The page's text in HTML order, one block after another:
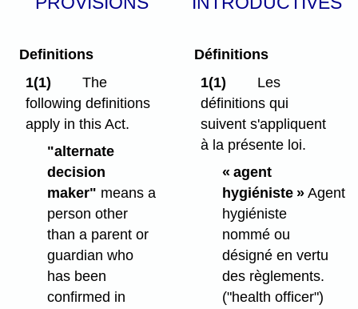
Definitions
1(1)
The
following definitions
apply in this Act.
"alternate
decision
maker" means a
person other
than a parent or
guardian who
has been
confirmed in
Définitions
1(1)
Les
définitions qui
suivent s'appliquent
à la présente loi.
« agent
hygiéniste »Agent
hygiéniste
nommé ou
désigné en vertu
des règlements.
("health officer")